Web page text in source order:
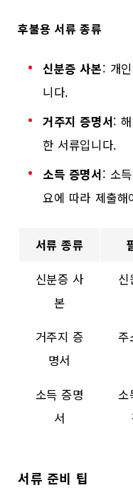
후불용 서류 종류
신분증 사본: 개
니다.
거주지 증명서:
한 서류입니다.
소득 증명서: 소
요에 따라 제출해
서류 종류
신분증 사
본
신
거주지 증
명서
주
소득 증명
서
소
서류 준비 팁